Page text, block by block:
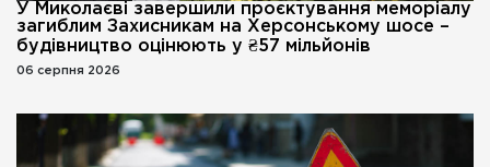
У Миколаєві завершили проєктування меморіалу
загиблим Захисникам на Херсонському шосе –
будівництво оцінюють у ₴57 мільйонів
06 серпня 2026